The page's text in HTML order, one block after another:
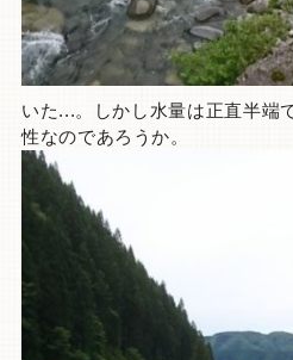
いた...。しかし水量は正直半端
性なのであろうか。